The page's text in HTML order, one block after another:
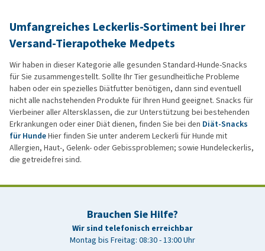
Umfangreiches Leckerlis-Sortiment bei Ihrer
Versand-Tierapotheke Medpets
Wir haben in dieser Kategorie alle gesunden Standard-Hunde-Snacks
für Sie zusammengestellt. Sollte Ihr Tier gesundheitliche Probleme
haben oder ein spezielles Diätfutter benötigen, dann sind eventuell
nicht alle nachstehenden Produkte für Ihren Hund geeignet. Snacks für
Vierbeiner aller Altersklassen, die zur Unterstützung bei bestehenden
Erkrankungen oder einer Diät dienen, finden Sie bei den Diät-Snacks
für HundeHier finden Sie unter anderem Leckerli für Hunde mit
Allergien, Haut-, Gelenk- oder Gebissproblemen; sowie Hundeleckerlis,
die getreidefrei sind.
Brauchen Sie Hilfe?
Wir sind telefonisch erreichbar
Montag bis Freitag: 08:30 - 13:00 Uhr